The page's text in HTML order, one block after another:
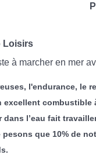
Loisirs
à marcher en mer
l'endurance, le
dans l’eau fait
que 10% de